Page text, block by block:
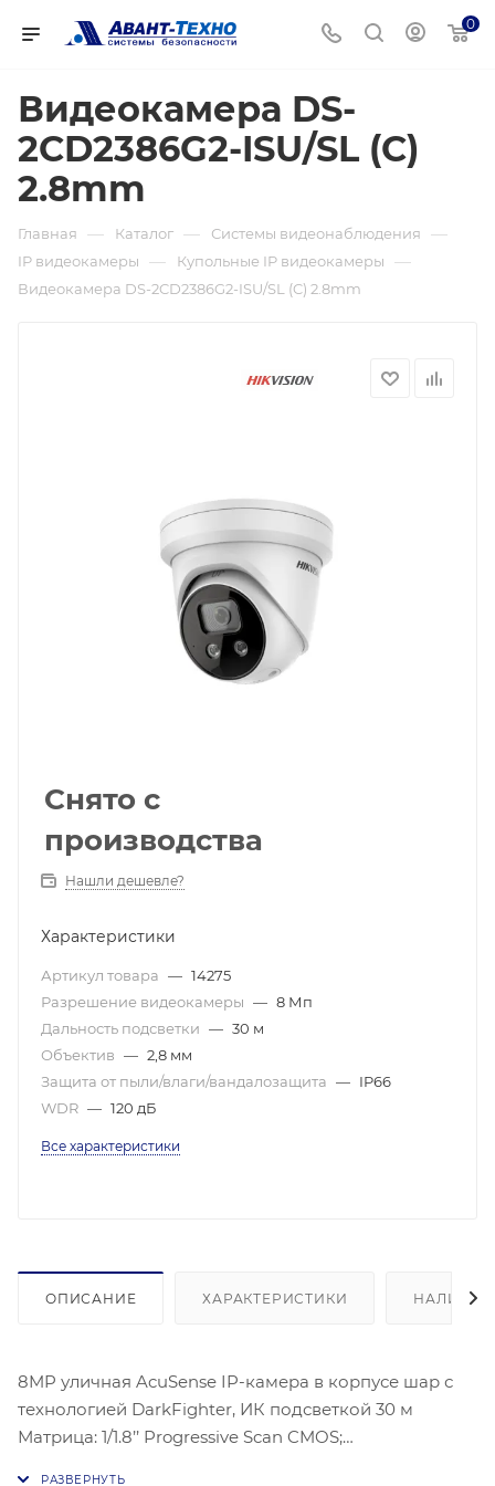
0
Видеокамера DS-
2CD2386G2-ISU/SL (C)
2.8mm
Главная — Каталог — Системы видеонаблюдения —
IP видеокамеры — Купольные IP видеокамеры —
Видеокамера DS-2CD2386G2-ISU/SL (C) 2.8mm
Снято с
производства
Нашли дешевле?
Характеристики
Артикул товара — 14275
Разрешение видеокамеры — 8 Мп
Дальность подсветки — 30 м
Объектив — 2,8 мм
Защита от пыли/влаги/вандалозащита — IP66
WDR — 120 дБ
Все характеристики
ОПИСАНИЕ ХАРАКТЕРИСТИКИ НАЛИЧИЕ
8MP уличная AcuSense IP-камера в корпусе шар с
технологией DarkFighter, ИК подсветкой 30 м
Матрица: 1/1.8’’ Progressive Scan CMOS;